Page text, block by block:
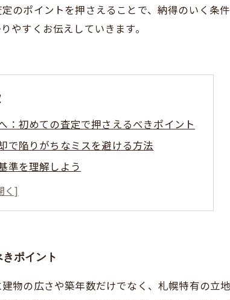
のポイントを押さえることで、納得のいく条
やすくお伝えしていきます。
：初めての査定で押さえるべきポイント
で陥りがちなミスを避ける方法
準を理解しよう
ップとチェックリスト
売却の査定法まとめ
した成功ストーリー
ポイント
物の広さや築年数だけでなく、札幌特有の立